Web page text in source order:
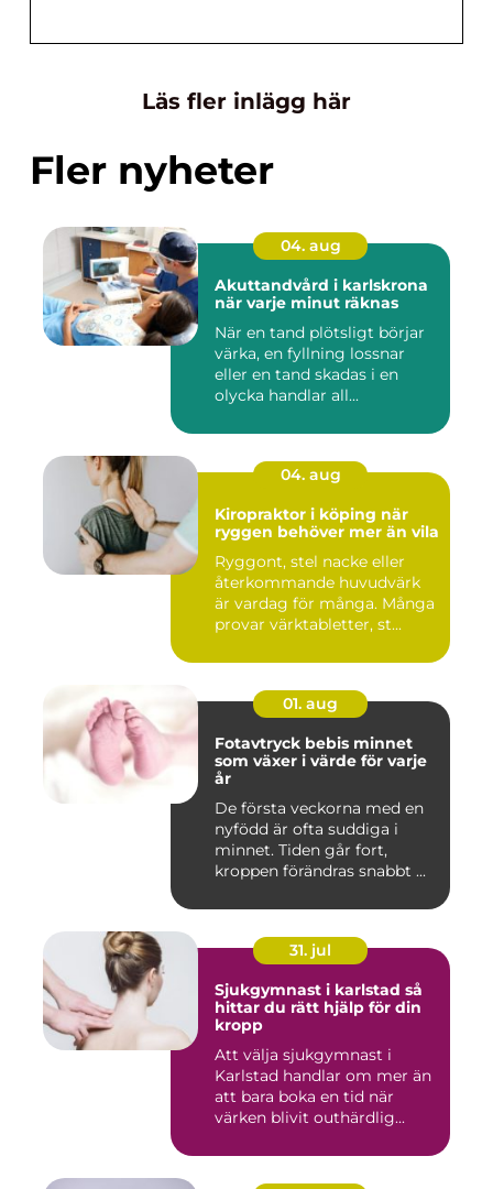
Läs fler inlägg här
Fler nyheter
04. aug
Akuttandvård i karlskrona
när varje minut räknas
När en tand plötsligt börjar
värka, en fyllning lossnar
eller en tand skadas i en
olycka handlar all...
04. aug
Kiropraktor i köping när
ryggen behöver mer än vila
Ryggont, stel nacke eller
återkommande huvudvärk
är vardag för många. Många
provar värktabletter, st...
01. aug
Fotavtryck bebis minnet
som växer i värde för varje
år
De första veckorna med en
nyfödd är ofta suddiga i
minnet. Tiden går fort,
kroppen förändras snabbt ...
31. jul
Sjukgymnast i karlstad så
hittar du rätt hjälp för din
kropp
Att välja sjukgymnast i
Karlstad handlar om mer än
att bara boka en tid när
värken blivit outhärdlig...